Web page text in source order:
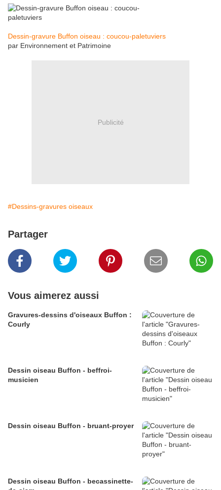
Dessin-gravure Buffon oiseau : coucou-paletuviers
par Environnement et Patrimoine
Publicité
#Dessins-gravures oiseaux
Partager
Vous aimerez aussi
Gravures-dessins d'oiseaux Buffon :
Courly
Dessin oiseau Buffon - beffroi-
musicien
Dessin oiseau Buffon - bruant-proyer
Dessin oiseau Buffon - becassinette-